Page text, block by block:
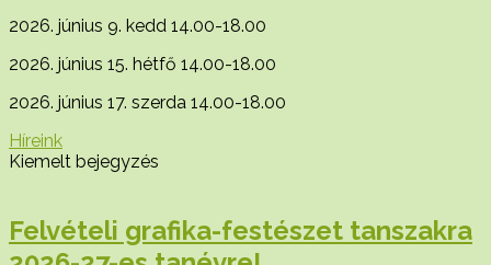
2026. június 9. kedd 14.00-18.00
2026. június 15. hétfő 14.00-18.00
2026. június 17. szerda 14.00-18.00
Híreink
Kiemelt bejegyzés
Felvételi grafika-festészet tanszakra